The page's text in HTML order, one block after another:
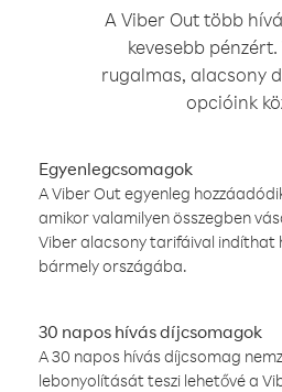
A Viber Out több
kevesebb
rugalmas, alacsony
opcióink
Egyenlegcsomagok
A Viber Out egyenleg
amikor valamilyen összegben
Viber alacsony tarifáival indíthat
bármely országába.
30 napos hívás díjcsomagok
A 30 napos hívás díjcsomag
lebonyolítását teszi lehetővé a